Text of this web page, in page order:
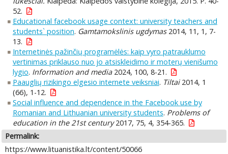
52.
Educational facebook usage context: university teachers and
students` position. Gamtamokslinis ugdymas2014, 11, 1, 7-
13.
Internetinės pažinčių programėlės: kaip vyro patrauklumo
vertinimas priklauso nuo jo atsiskleidimo ir moterų vienišumo
lygio. Information and media2024, 100, 8-21.
Paauglių rizikingo elgesio internete veiksniai. Tiltai2014, 1
(66), 1-12.
Social influence and dependence in the Facebook use by
Romanian and Lithuanian university students. Problems of
education in the 21st century2017, 75, 4, 354-365.
Permalink:
https://www.lituanistika.lt/content/50066